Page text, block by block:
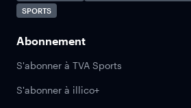
SPORTS
Abonnement
S'abonner à TVA Sports
S'abonner à illico+